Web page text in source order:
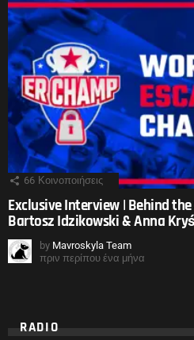
66 Κοινοποιήσεις
Exclusive Interview | Behind
Bartosz Idzikowski & Anna
by Mavroskyla Team
πριν περίπου ένα μήνα
RADIO